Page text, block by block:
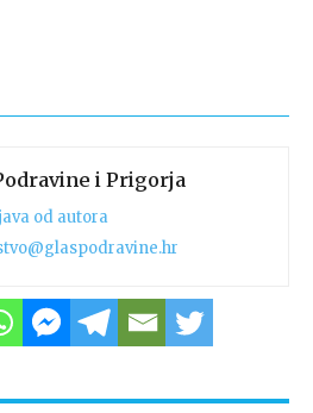
i Prigorja
od autora